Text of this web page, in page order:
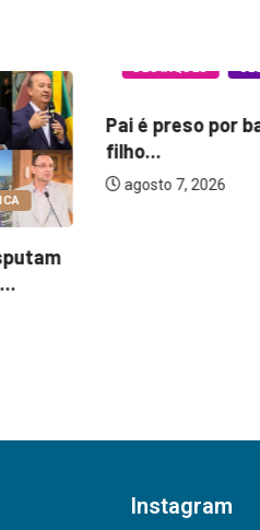
DESTAQUES
Pai é preso por
filho...
agosto 7, 2026
Instagram